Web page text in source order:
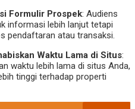
Formulir Prospek: Audiens
informasi lebih lanjut tetapi
pendaftaran atau transaksi.
Waktu Lama di Situs:
waktu lebih lama di situs Anda,
tinggi terhadap properti